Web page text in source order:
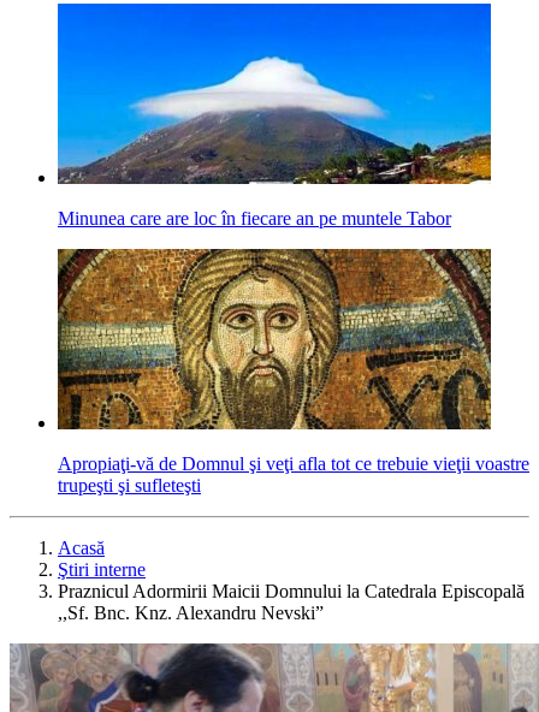
Minunea care are loc în fiecare an pe muntele Tabor
Apropiaţi-vă de Domnul şi veţi afla tot ce trebuie vieţii voastre
trupeşti şi sufleteşti
Acasă
Ştiri interne
Praznicul Adormirii Maicii Domnului la Catedrala Episcopală
,,Sf. Bnc. Knz. Alexandru Nevski”